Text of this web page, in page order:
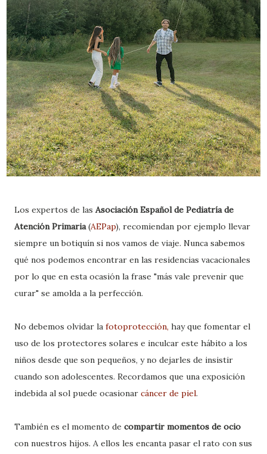
Los expertos de las Asociación Español de Pediatría de
Atención Primaria(AEPap), recomiendan por ejemplo llevar
siempre un botiquín si nos vamos de viaje. Nunca sabemos
qué nos podemos encontrar en las residencias vacacionales
por lo que en esta ocasión la frase "más vale prevenir que
curar" se amolda a la perfección.
No debemos olvidar la fotoprotección, hay que fomentar el
uso de los protectores solares e inculcar este hábito a los
niños desde que son pequeños, y no dejarles de insistir
cuando son adolescentes. Recordamos que una exposición
indebida al sol puede ocasionar cáncer de piel.
También es el momento de compartir momentos de ocio
con nuestros hijos. A ellos les encanta pasar el rato con sus